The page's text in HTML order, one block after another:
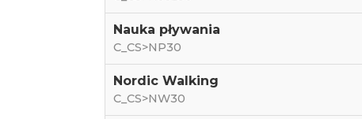
Nauka pływania
C_CS>NP30
Nordic Walking
C_CS>NW30